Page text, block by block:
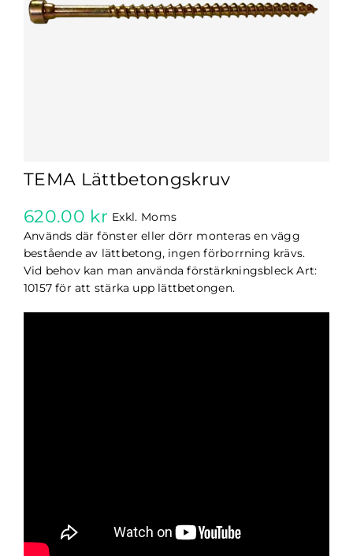
TEMA Lättbetongskruv
620.00 kr Exkl. Moms
Används där fönster eller dörr monteras en vägg
bestående av lättbetong, ingen förborrning krävs.
Vid behov kan man använda förstärkningsbleck Art:
10157 för att stärka upp lättbetongen.